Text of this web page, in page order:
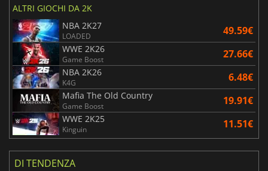
ALTRI GIOCHI DA 2K
NBA 2K27
LOADED 49.59€
WWE 2K26
Game Boost 27.66€
NBA 2K26
K4G 6.48€
Mafia The Old Country
Game Boost 19.91€
WWE 2K25
Kinguin 11.51€
DI TENDENZA